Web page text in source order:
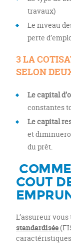
travaux)
Le niveau
perte
3 LA
SELON
Lecapital
constantes
Le capital
et
du prêt.
COUT
L’assureur
standardisée
caractéristiques